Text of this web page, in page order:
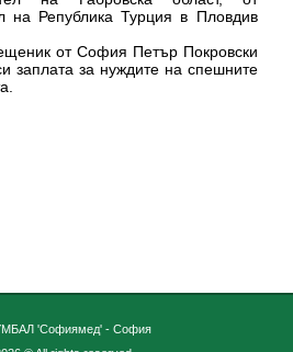
на Република Турция в Пловдив
от София Петър Покровски
заплата за нуждите на спешните
'Софиямед' - София